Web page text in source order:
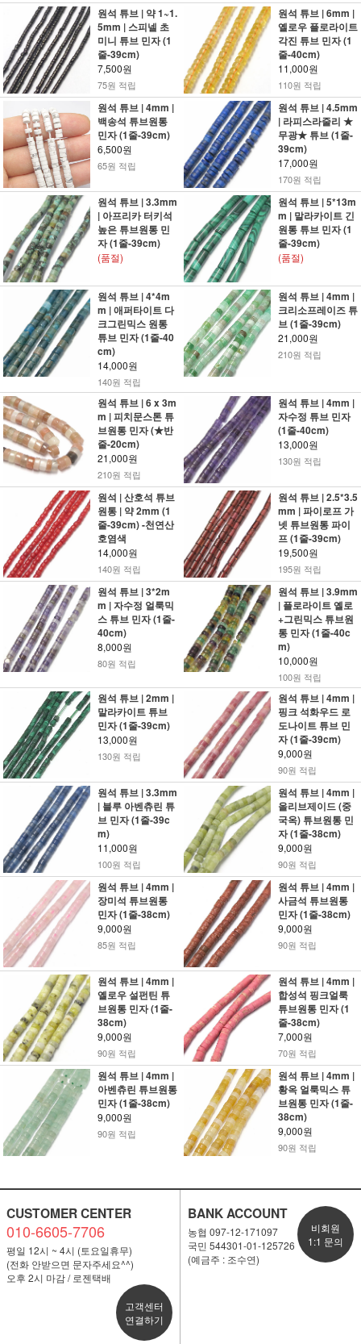
원석 튜브 | 약 1~1.
5mm | 스피넬 초
미니 튜브 민자 (1
줄-39cm)
7,500원
75원 적립
원석 튜브 | 6mm |
옐로우 플로라이트
각진 튜브 민자 (1
줄-40cm)
11,000원
110원 적립
원석 튜브 | 4mm |
백송석 튜브원통
민자 (1줄-39cm)
6,500원
65원 적립
원석 튜브 | 4.5mm
| 라피스라줄리 ★
무광★ 튜브 (1줄-
39cm)
17,000원
170원 적립
원석 튜브 | 3.3mm
| 아프리카 터키석
높은 튜브원통 민
자 (1줄-39cm)
(품절)
원석 튜브 | 5*13m
m | 말라카이트 긴
원통 튜브 민자 (1
줄-39cm)
(품절)
원석 튜브 | 4*4m
m | 애퍼타이트 다
크그린믹스 원통
튜브 민자 (1줄-40
cm)
14,000원
140원 적립
원석 튜브 | 4mm |
크리소프레이즈 튜
브 (1줄-39cm)
21,000원
210원 적립
원석 튜브 | 6 x 3m
m | 피치문스톤 튜
브원통 민자 (★반
줄-20cm)
21,000원
210원 적립
원석 튜브 | 4mm |
자수정 튜브 민자
(1줄-40cm)
13,000원
130원 적립
원석 | 산호석 튜브
원통 | 약 2mm (1
줄-39cm) -천연산
호염색
14,000원
140원 적립
원석 튜브 | 2.5*3.5
mm | 파이로프 가
넷 튜브원통 파이
프 (1줄-39cm)
19,500원
195원 적립
원석 튜브 | 3*2m
m | 자수정 얼룩믹
스 튜브 민자 (1줄-
40cm)
8,000원
80원 적립
원석 튜브 | 3.9mm
| 플로라이트 옐로
+그린믹스 튜브원
통 민자 (1줄-40c
m)
10,000원
100원 적립
원석 튜브 | 2mm |
말라카이트 튜브
민자 (1줄-39cm)
13,000원
130원 적립
원석 튜브 | 4mm |
핑크 석화우드 로
도나이트 튜브 민
자 (1줄-39cm)
9,000원
90원 적립
원석 튜브 | 3.3mm
| 블루 아벤츄린 튜
브 민자 (1줄-39c
m)
11,000원
100원 적립
원석 튜브 | 4mm |
올리브제이드 (중
국옥) 튜브원통 민
자 (1줄-38cm)
9,000원
90원 적립
원석 튜브 | 4mm |
장미석 튜브원통
민자 (1줄-38cm)
9,000원
85원 적립
원석 튜브 | 4mm |
사금석 튜브원통
민자 (1줄-38cm)
9,000원
90원 적립
원석 튜브 | 4mm |
옐로우 설펀틴 튜
브원통 민자 (1줄-
38cm)
9,000원
90원 적립
원석 튜브 | 4mm |
합성석 핑크얼룩
튜브원통 민자 (1
줄-38cm)
7,000원
70원 적립
원석 튜브 | 4mm |
아벤츄린 튜브원통
민자 (1줄-38cm)
9,000원
90원 적립
원석 튜브 | 4mm |
황옥 얼룩믹스 튜
브원통 민자 (1줄-
38cm)
9,000원
90원 적립
CUSTOMER CENTER
010-6605-7706
평일 12시 ~ 4시 (토요일휴무)
(전화 안받으면 문자주세요^^)
오후 2시 마감 / 로젠택배
고객센터
연결하기
BANK ACCOUNT
농협 097-12-171097
국민 544301-01-125726
(예금주 : 조수연)
비회원
1:1 문의